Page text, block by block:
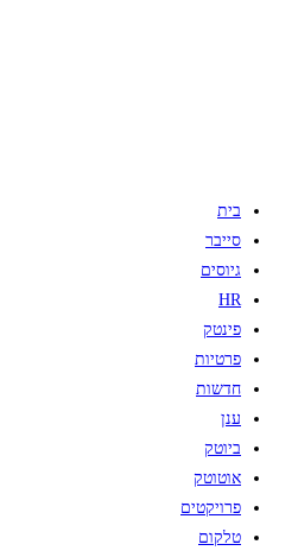
בית
סייבר
גיוסים
HR
פינטק
פרטיות
חדשות
ענן
ביוטק
אוטוטק
פרויקטים
טלקום